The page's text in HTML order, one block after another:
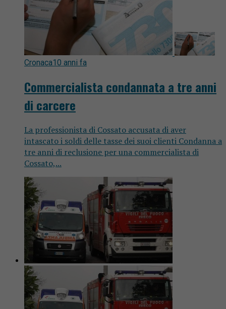
Cronaca10 anni fa
Commercialista condannata a tre anni
di carcere
La professionista di Cossato accusata di aver
intascato i soldi delle tasse dei suoi clienti Condanna a
tre anni di reclusione per una commercialista di
Cossato,...